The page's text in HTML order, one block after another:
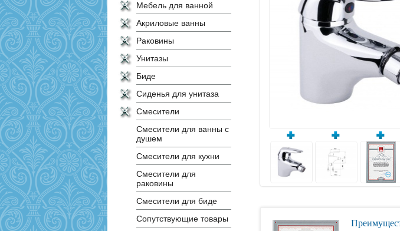
Мебель для ванной
Акриловые ванны
Раковины
Унитазы
Биде
Сиденья для унитаза
Смесители
Смесители для ванны с
душем
Смесители для кухни
Смесители для
раковины
Смесители для биде
Сопутствующие товары